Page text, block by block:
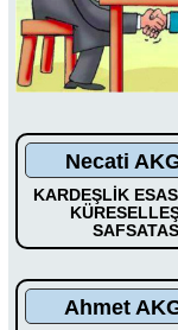
Necati
KARDEŞLİK
Ahmet